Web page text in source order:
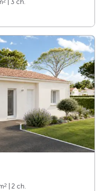
| 3 ch.
2
| 2 ch.